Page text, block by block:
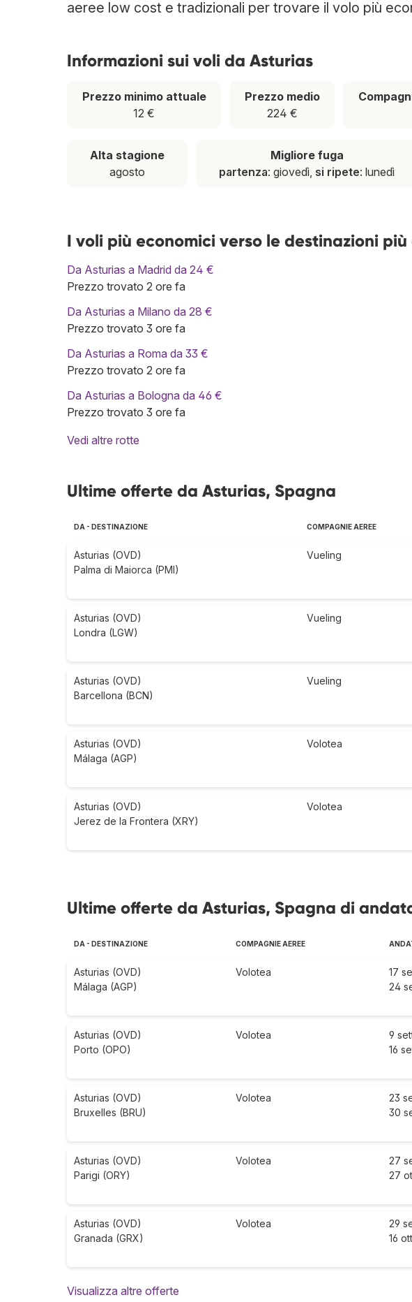
aeree low cost e tradizionali per trovare il volo più
Informazioni sui voli da Asturias
Prezzo minimo attuale
12 €
Prezzo medio
224 €
Alta stagione
agosto
Migliore fuga
partenza: giovedì, si ripete: lunedì
I voli più economici verso le destinazioni
Da Asturias a Madrid da 24 €
Prezzo trovato 2 ore fa
Da Asturias a Milano da 28 €
Prezzo trovato 3 ore fa
Da Asturias a Roma da 33 €
Prezzo trovato 2 ore fa
Da Asturias a Bologna da 46 €
Prezzo trovato 3 ore fa
Vedi altre rotte
Ultime offerte da Asturias, Spagna
DA - DESTINAZIONE COMPAGNIE AEREE
Asturias (OVD)
Palma di Maiorca (PMI)
Vueling
Asturias (OVD)
Londra (LGW)
Vueling
Asturias (OVD)
Barcellona (BCN)
Vueling
Asturias (OVD)
Málaga (AGP)
Volotea
Asturias (OVD)
Jerez de la Frontera (XRY)
Volotea
Ultime offerte da Asturias, Spagna di
DA - DESTINAZIONE COMPAGNIE AEREE
Asturias (OVD)
Málaga (AGP)
Volotea
17
24
Asturias (OVD)
Porto (OPO)
Volotea
9
16
Asturias (OVD)
Bruxelles (BRU)
Volotea
23
30
Asturias (OVD)
Parigi (ORY)
Volotea
27
27
Asturias (OVD)
Granada (GRX)
Volotea
29
16
Visualizza altre offerte